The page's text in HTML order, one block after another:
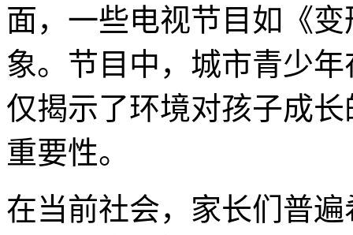
面，一些电视节目如《
象。节目中，城市青少
仅揭示了环境对孩子成
重要性。
在当前社会，家长们普